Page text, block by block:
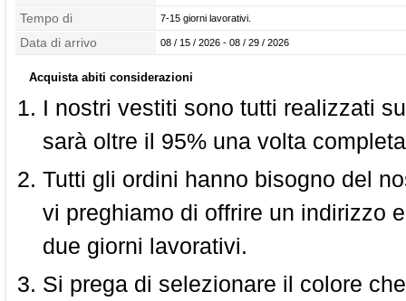
Tempo di
confezionamento
7-15 giorni lavorativi.
Data di arrivo 08 / 15 / 2026 - 08 / 29 / 2026
Acquista abiti considerazioni
I nostri vestiti sono tutti realizzati
sarà oltre il 95% una volta
Tutti gli ordini hanno bisogno del
vi preghiamo di offrire un indirizzo
due giorni lavorativi.
Si prega di selezionare il colore